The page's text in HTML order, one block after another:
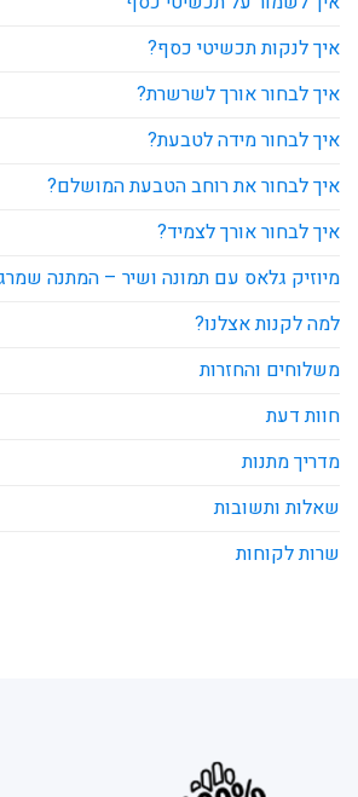
איך לנקות תכשיטי כסף?
איך לבחור אורך לשרשרת?
איך לבחור מידה לטבעת?
איך לבחור את רוחב הטבעת המושלם?
איך לבחור אורך לצמיד?
מיוזיק גלאס עם תמונה ושיר – המתנה
למה לקנות אצלנו?
משלוחים והחזרות
חוות דעת
מדריך מתנות
שאלות ותשובות
שרות לקוחות